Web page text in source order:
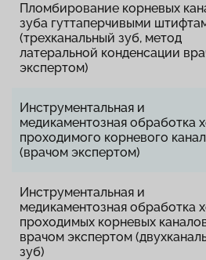
Пломбирование корневых
зуба гуттаперчивыми
(трехканальный зуб, метод
латеральной конденсации
экспертом)
Инструментальная и
медикаментозная обработка
проходимого корневого
(врачом экспертом)
Инструментальная и
медикаментозная обработка
проходимых корневых
врачом экспертом
зуб)